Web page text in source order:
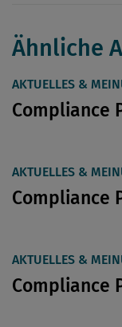
Ähnliche
AKTUELLES &
Compliance
AKTUELLES &
Compliance
AKTUELLES &
Compliance